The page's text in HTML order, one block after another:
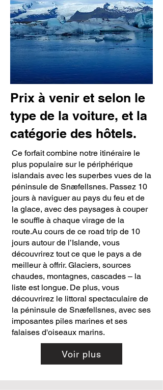
Prix à venir et selon le
type de la voiture, et la
catégorie des hôtels.
Ce forfait combine notre itinéraire le
plus populaire sur le périphérique
islandais avec les superbes vues de la
péninsule de Snæfellsnes. Passez 10
jours à naviguer au pays du feu et de
la glace, avec des paysages à couper
le souffle à chaque virage de la
route.Au cours de ce road trip de 10
jours autour de l’Islande, vous
découvrirez tout ce que le pays a de
meilleur à offrir. Glaciers, sources
chaudes, montagnes, cascades – la
liste est longue. De plus, vous
découvrirez le littoral spectaculaire de
la péninsule de Snæfellsnes, avec ses
imposantes piles marines et ses
falaises d'oiseaux marins.
Voir plus